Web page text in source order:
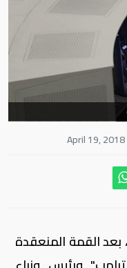
بعد القمة المنعقدة